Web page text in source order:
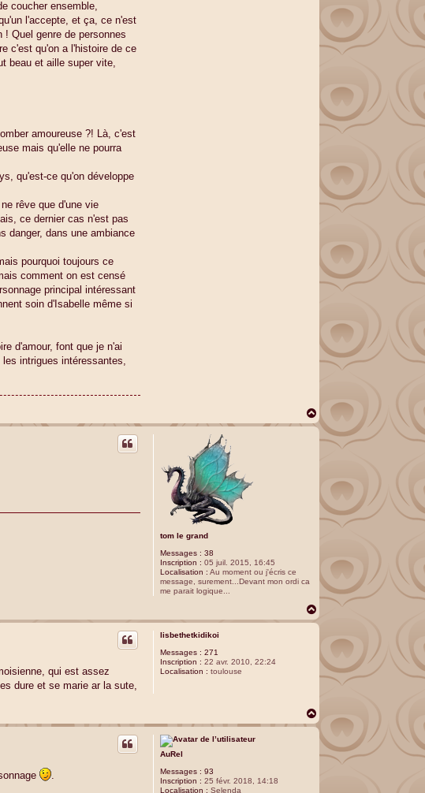
coucher ensemble,
l'accepte, et ça, ce n'est
Quel genre de personnes
c'est qu'on a l'histoire de ce
beau et aille super vite,
amoureuse ?! Là, c'est
mais qu'elle ne pourra
qu'est-ce qu'on développe
rêve que d'une vie
ce dernier cas n'est pas
danger, dans une ambiance
pourquoi toujours ce
comment on est censé
principal intéressant
soin d'Isabelle même si
d'amour, font que je n'ai
intrigues intéressantes,
a
tom le grand
Messages : 38
Inscription : 05 juil. 2015, 16:45
Localisation : Au moment ou j'écris ce
message, surement...Devant mon ordi ca
me parait logique...
a
lisbethetkidikoi
Messages : 271
Inscription : 22 avr. 2010, 22:24
Localisation : toulouse
qui est assez
dure et se marie ar la sute,
a
u
AuRel
Messages : 93
Inscription : 25 févr. 2018, 14:18
Localisation : Selenda
.